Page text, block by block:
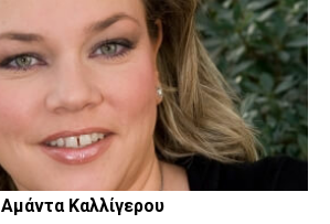
Αμάντα Καλλίγερου